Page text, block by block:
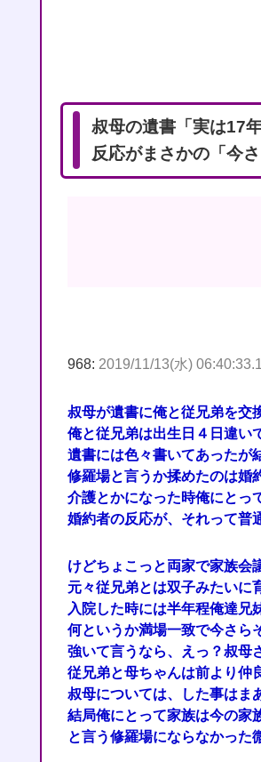
叔母の遺書「実は17
反応がまさかの「今
968: 2019/11/13(水)
叔母が遺書に俺と従兄弟を交
俺と従兄弟は出生日４日違い
遺書には色々書いてあったが
修羅場と言うか揉めたのは婚
介護とかになった時俺にとっ
婚約者の反応が、それって普
けどちょこっと両家で家族会
元々従兄弟とは双子みたいに
入院した時には半年程俺達兄
何というか満場一致で今さら
強いて言うなら、えっ？叔母
従兄弟と母ちゃんは前より仲
叔母については、した事はま
結局俺にとって家族は今の家
と言う修羅場にならなかった